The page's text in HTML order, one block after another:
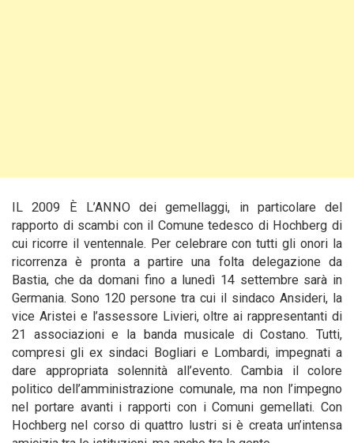
IL 2009 È L’ANNO dei gemellaggi, in particolare del
rapporto di scambi con il Comune tedesco di Hochberg di
cui ricorre il ventennale. Per celebrare con tutti gli onori la
ricorrenza è pronta a partire una folta delegazione da
Bastia, cheda domani fino a lunedì 14 settembre sarà in
Germania. Sono 120 persone tra cui il sindaco Ansideri, la
vice Aristei e l’assessore Livieri, oltre ai rappresentanti di
21 associazioni e la banda musicale di Costano. Tutti,
compresi gli ex sindaci Bogliari e Lombardi, impegnati a
dare appropriata solennità all’evento. Cambia il colore
politico dell’amministrazione comunale, ma non l’impegno
nel portare avanti i rapporti con i Comuni gemellati. Con
Hochberg nel corso di quattro lustri si è creata un’intensa